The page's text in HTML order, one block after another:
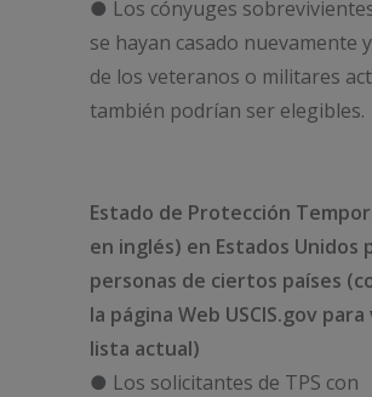
● Los cónyuges
se hayan casado nuevamente
de los veteranos o militares
también podrían ser elegibles.
Estado de Protección
en inglés) en Estados Unidos
personas de ciertos países
la página Web USCIS.gov para
lista actual)
● Los solicitantes de TPS con